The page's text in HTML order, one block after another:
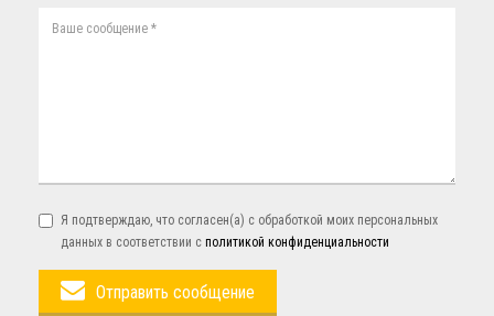
Я подтверждаю, что согласен(а) с обработкой моих персональных
данных в соответствии с политикой конфиденциальности
Отправить сообщение